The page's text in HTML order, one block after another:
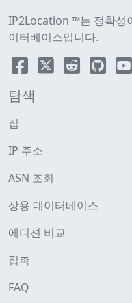
IP2Location ™는 정확성
이터베이스입니다.
탐색
집
IP 주소
ASN 조회
상용 데이터베이스
에디션 비교
접촉
FAQ